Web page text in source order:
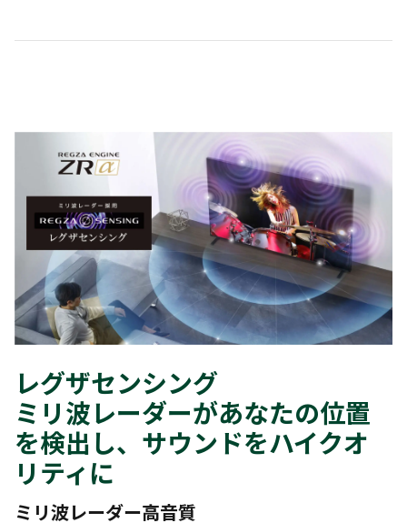
レグザセンシング
ミリ波レーダーがあなたの位置
を検出し、サウンドをハイクオ
リティに
ミリ波レーダー高音質